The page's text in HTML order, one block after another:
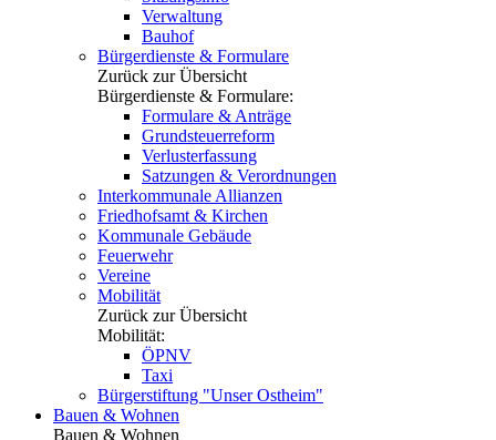
Verwaltung
Bauhof
Bürgerdienste & Formulare
Zurück zur Übersicht
Bürgerdienste & Formulare:
Formulare & Anträge
Grundsteuerreform
Verlusterfassung
Satzungen & Verordnungen
Interkommunale Allianzen
Friedhofsamt & Kirchen
Kommunale Gebäude
Feuerwehr
Vereine
Mobilität
Zurück zur Übersicht
Mobilität:
ÖPNV
Taxi
Bürgerstiftung "Unser Ostheim"
Bauen & Wohnen
Bauen & Wohnen